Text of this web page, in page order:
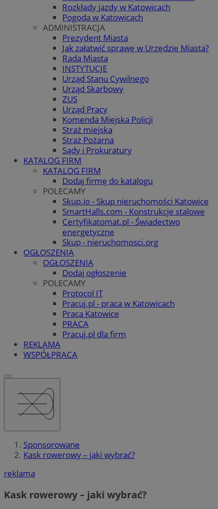
Rozkłady jazdy w Katowicach
Pogoda w Katowicach
ADMINISTRACJA
Prezydent Miasta
Jak załatwić sprawę w Urzędzie Miasta?
Rada Miasta
INSTYTUCJE
Urząd Stanu Cywilnego
Urząd Skarbowy
ZUS
Urząd Pracy
Komenda Miejska Policji
Straż miejska
Straż Pożarna
Sądy i Prokuratury
KATALOG FIRM
KATALOG FIRM
Dodaj firmę do katalogu
POLECAMY
Skup.io - Skup nieruchomości Katowice
SmartHalls.com - Konstrukcje stalowe
Certyfikatomat.pl - Świadectwo
energetyczne
Skup - nieruchomosci.org
OGŁOSZENIA
OGŁOSZENIA
Dodaj ogłoszenie
POLECAMY
Protocol IT
Pracuj.pl - praca w Katowicach
Praca Katowice
PRACA
Pracuj.pl dla firm
REKLAMA
WSPÓŁPRACA
Sponsorowane
Kask rowerowy – jaki wybrać?
reklama
Kask rowerowy – jaki wybrać?